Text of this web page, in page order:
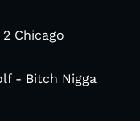
Chicago
- Bitch Nigga